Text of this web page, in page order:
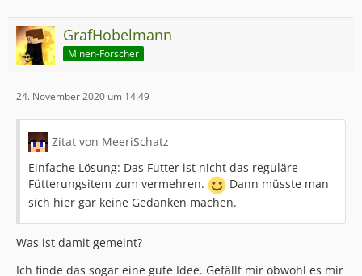
GrafHobelmann
Minen-Forscher
24. November 2020 um 14:49
Zitat von MeeriSchatz
Einfache Lösung: Das Futter ist nicht das reguläre
Fütterungsitem zum vermehren.
Dann müsste man
sich hier gar keine Gedanken machen.
Was ist damit gemeint?
Ich finde das sogar eine gute Idee. Gefällt mir obwohl es mir